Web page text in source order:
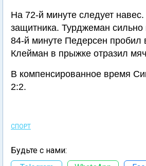
На 72-й минуте следует
защитника. Турджеман
84-й минуте Педерсен пробил
Клейман в прыжке отразил
В компенсированное время
2:2.
СПОРТ
Будьте с нами: